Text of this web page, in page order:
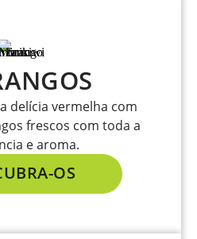
delícia vermelha com
frescos com toda a
e aroma.
OS